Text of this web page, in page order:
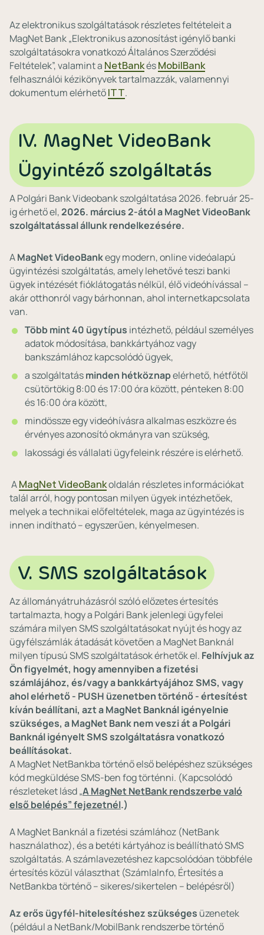
Az elektronikus szolgáltatások részletes feltételeit a
MagNet Bank „Elektronikus azonosítást igénylő banki
szolgáltatásokra vonatkozó Általános Szerződési
Feltételek”, valamint a NetBankésMobilBank
felhasználói kézikönyvek tartalmazzák, valamennyi
dokumentum elérhetőITT.
IV. MagNet VideoBank
Ügyintéző szolgáltatás
A Polgári Bank Videobank szolgáltatása 2026. február 25-
ig érhető el,2026. március 2-ától a MagNet VideoBank
szolgáltatással állunk rendelkezésére.
AMagNet VideoBankegy modern, online videóalapú
ügyintézési szolgáltatás, amely lehetővé teszi banki
ügyek intézését fióklátogatás nélkül, élő videóhívással –
akár otthonról vagy bárhonnan, ahol internetkapcsolata
van.
Több mint 40 ügytípus intézhető, például személyes
adatok módosítása, bankkártyához vagy
bankszámlához kapcsolódó ügyek,
a szolgáltatásminden hétköznapelérhető, hétfőtől
csütörtökig 8:00 és 17:00 óra között, pénteken 8:00
és 16:00 óra között,
mindössze egy videóhívásra alkalmas eszközre és
érvényes azonosító okmányra van szükség,
lakossági és vállalati ügyfeleink részére is elérhető.
AMagNet VideoBankoldalán részletes információkat
talál arról, hogy pontosan milyen ügyek intézhetőek,
melyek a technikai előfeltételek, maga az ügyintézés is
innen indítható – egyszerűen, kényelmesen.
V. SMS szolgáltatások
Az állományátruházásról szóló előzetes értesítés
tartalmazta, hogy a Polgári Bank jelenlegi ügyfelei
számára milyen SMS szolgáltatásokat nyújt és hogy az
ügyfélszámlák átadását követően a MagNet Banknál
milyen típusú SMS szolgáltatások érhetők el. Felhívjuk az
Ön figyelmét, hogy amennyiben a fizetési
számlájához, és/vagy a bankkártyájához SMS, vagy
ahol elérhető - PUSH üzenetben történő - értesítést
kíván beállítani, azt a MagNet Banknál igényelnie
szükséges, a MagNet Bank nem veszi át a Polgári
Banknál igényelt SMS szolgáltatásra vonatkozó
beállításokat.
A MagNet NetBankba történő első belépéshez szükséges
kód megküldése SMS-ben fog történni. (Kapcsolódó
részleteket lásd „A MagNet NetBank rendszerbe való
első belépés” fejezetnél.)
A MagNet Banknál a fizetési számlához (NetBank
használathoz), és a betéti kártyához is beállítható SMS
szolgáltatás. A számlavezetéshez kapcsolódóan többféle
értesítés közül választhat (SzámlaInfo, Értesítés a
NetBankba történő – sikeres/sikertelen – belépésről)
Az erős ügyfél-hitelesítéshez szükséges üzenetek
(például a NetBank/MobilBank rendszerbe történő